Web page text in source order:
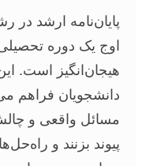
پایان‌نامه ارشد در
اوج یک دوره
هیجان‌انگیز است.
دانشجویان فراهم
مسائل واقعی و
پیوند بزنند و